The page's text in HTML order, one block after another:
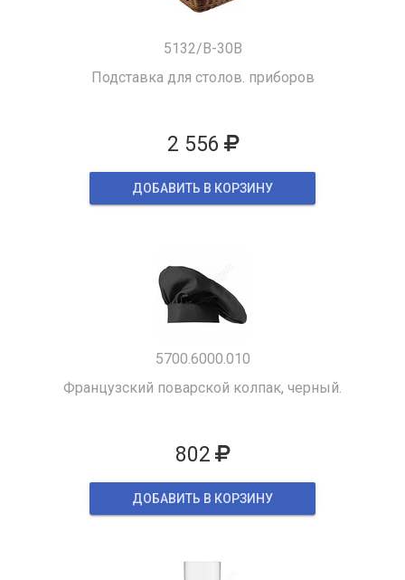
5132/B-30B
Подставка для столов. приборов
2 556
ДОБАВИТЬ В КОРЗИНУ
5700.6000.010
Французский поварской колпак, черный.
802
ДОБАВИТЬ В КОРЗИНУ